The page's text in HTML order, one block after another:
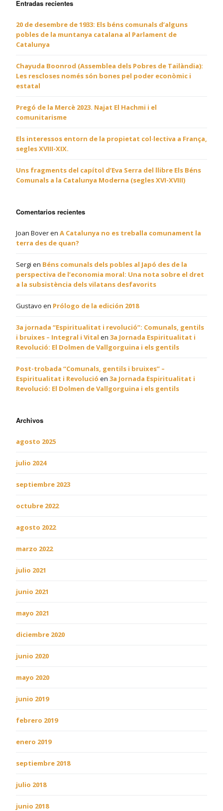
Entradas recientes
20 de desembre de 1933: Els béns comunals d’alguns
pobles de la muntanya catalana al Parlament de
Catalunya
Chayuda Boonrod (Assemblea dels Pobres de Tailàndia):
Les rescloses només són bones pel poder econòmic i
estatal
Pregó de la Mercè 2023. Najat El Hachmi i el
comunitarisme
Els interessos entorn de la propietat col·lectiva a França,
segles XVIII-XIX.
Uns fragments del capítol d’Eva Serra del llibre Els Béns
Comunals a la Catalunya Moderna (segles XVI-XVIII)
Comentarios recientes
Joan Boveren A Catalunya no es treballa comunament la
terra des de quan?
Sergi en Béns comunals dels pobles al Japó des de la
perspectiva de l’economia moral: Una nota sobre el dret
a la subsistència dels vilatans desfavorits
Gustavo en Prólogo de la edición 2018
3a jornada “Espiritualitat i revolució”: Comunals, gentils
i bruixes – Integral i Vital en 3a Jornada Espiritualitat i
Revolució: El Dolmen de Vallgorguina i els gentils
Post-trobada “Comunals, gentils i bruixes” –
Espiritualitat i Revolució en 3a Jornada Espiritualitat i
Revolució: El Dolmen de Vallgorguina i els gentils
Archivos
agosto 2025
julio 2024
septiembre 2023
octubre 2022
agosto 2022
marzo 2022
julio 2021
junio 2021
mayo 2021
diciembre 2020
junio 2020
mayo 2020
junio 2019
febrero 2019
enero 2019
septiembre 2018
julio 2018
junio 2018